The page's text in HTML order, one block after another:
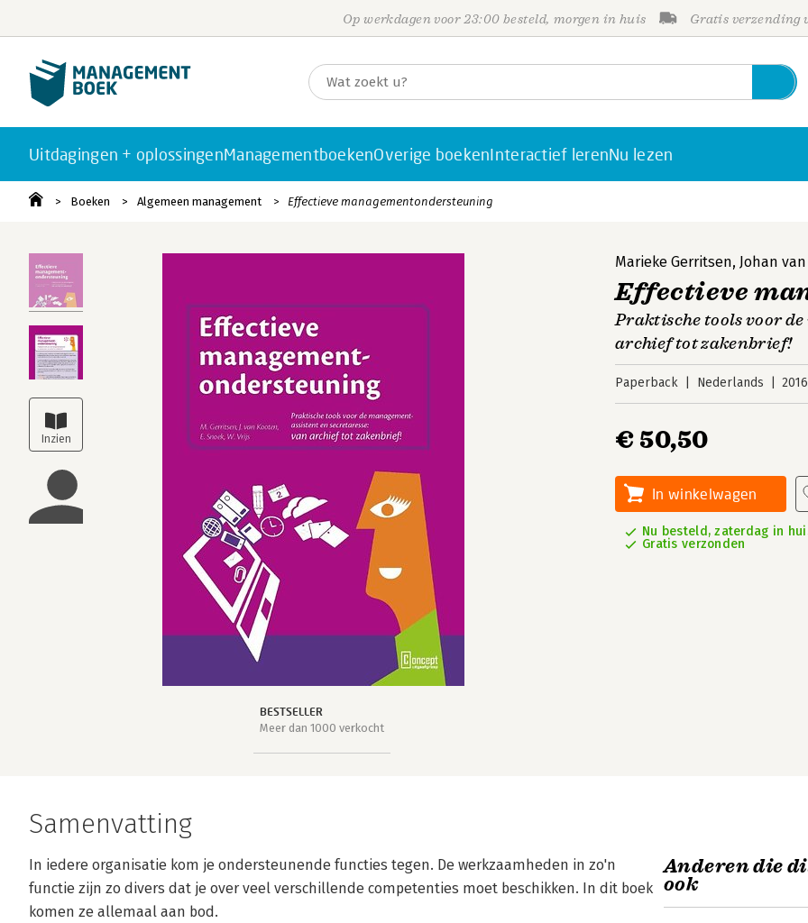
Op werkdagen voor 23:00 besteld, morgen in huis Gratis verzending
Uitdagingen + oplossingenManagementboekenOverige boekenInteractief lerenNu lezen
Boeken Algemeen management Effectieve managementondersteuning
BESTSELLER
Meer dan 1000 verkocht
Marieke Gerritsen, Johan
Effectieve
Praktische tools voor
archief tot zakenbrief!
Paperback Nederlands 2016
€ 50,50
In winkelwagen
Nu besteld, zaterdag in
Gratis verzonden
Samenvatting
In iedere organisatie kom je ondersteunende functies tegen. De werkzaamheden in zo'n
functie zijn zo divers dat je over veel verschillende competenties moet beschikken. In dit boek
komen ze allemaal aan bod.
Anderen die
ook